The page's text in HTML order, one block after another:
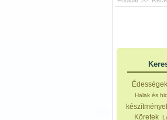
Édességek
Halak és
Köretek